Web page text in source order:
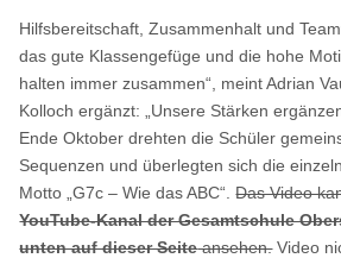
Hilfsbereitschaft, Zusammenhalt und
das gute Klassengefüge und die hohe
halten immer zusammen“, meint Adrian
Kolloch ergänzt: „Unsere Stärken
Ende Oktober drehten die Schüler
Sequenzen und überlegten sich die
Motto „G7c – Wie das ABC“.Das Video
YouTube-Kanal der Gesamtschule
unten auf dieser Seiteansehen.Video